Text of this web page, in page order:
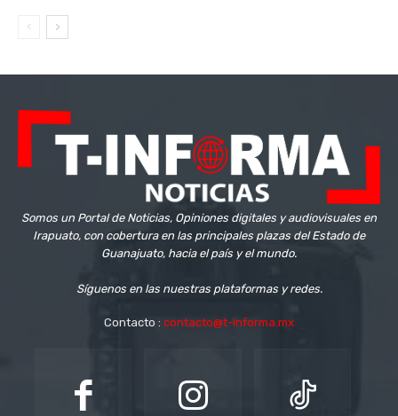
Somos un Portal de Noticias, Opiniones digitales y audiovisuales en
Irapuato, con cobertura en las principales plazas del Estado de
Guanajuato, hacia el país y el mundo.
Síguenos en las nuestras plataformas y redes.
Contacto : contacto@t-informa.mx